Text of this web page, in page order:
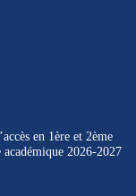
en 1ère et 2ème
2026-2027